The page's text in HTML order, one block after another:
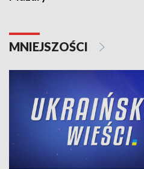
MNIEJSZOŚCI